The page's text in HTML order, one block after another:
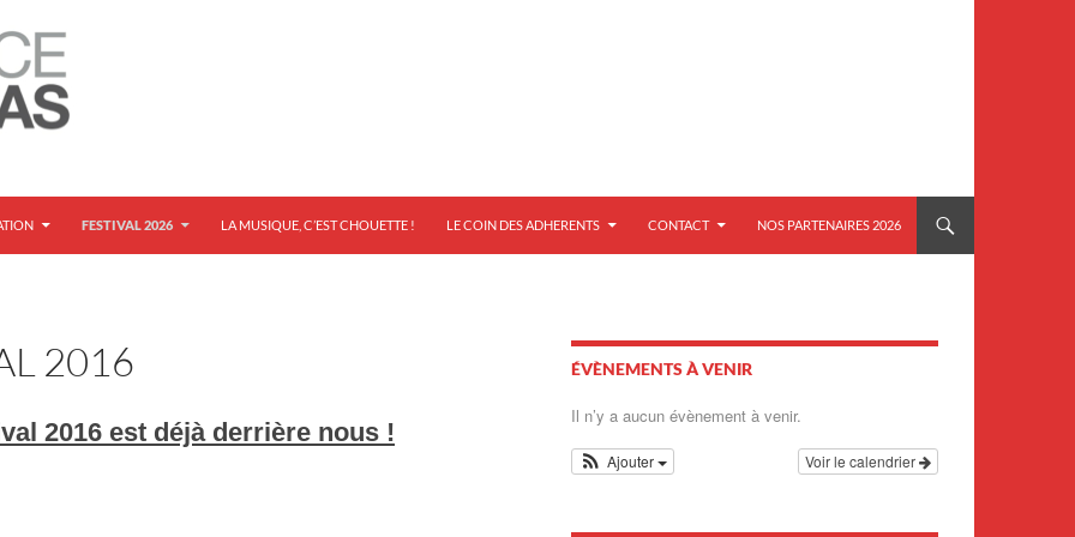
FESTIVAL 2026 LA MUSIQUE, C’EST CHOUETTE ! LE COIN DES ADHERENTS CONTACT NOS PARTENAIRES 2026
2016
2016 est déjà derrière nous !
ÉVÈNEMENTS À VENIR
Il n’y a aucun évènement à venir.
Voir le calendrier
Ajouter